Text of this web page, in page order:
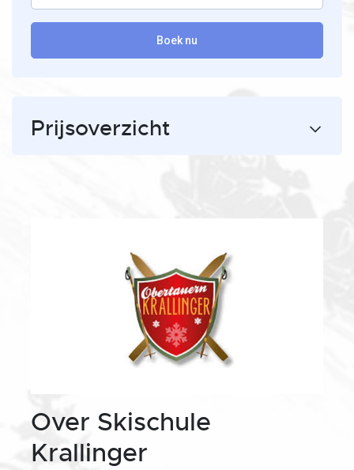
Boek nu
Prijsoverzicht
Over Skischule
Krallinger